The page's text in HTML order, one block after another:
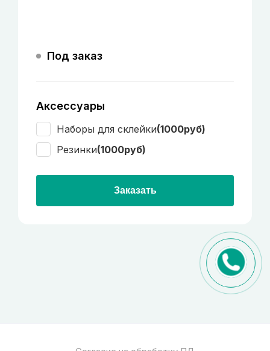
Под заказ
Аксессуары
Наборы для склейки(1000руб)
Резинки(1000руб)
Заказать